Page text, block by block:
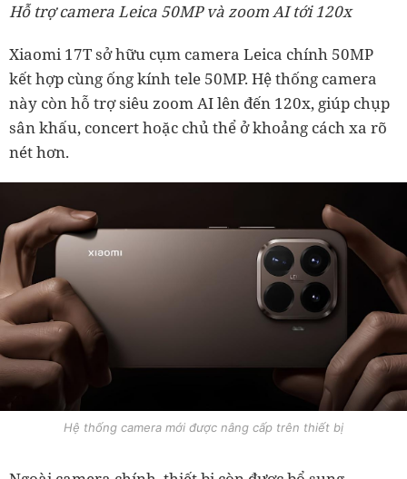
Hỗ trợ camera Leica 50MP và zoom AI tới 120x
Xiaomi 17T sở hữu cụm camera Leica chính 50MP
kết hợp cùng ống kính tele 50MP. Hệ thống camera
này còn hỗ trợ siêu zoom AI lên đến 120x, giúp chụp
sân khấu, concert hoặc chủ thể ở khoảng cách xa rõ
nét hơn.
Hệ thống camera mới được nâng cấp trên thiết bị